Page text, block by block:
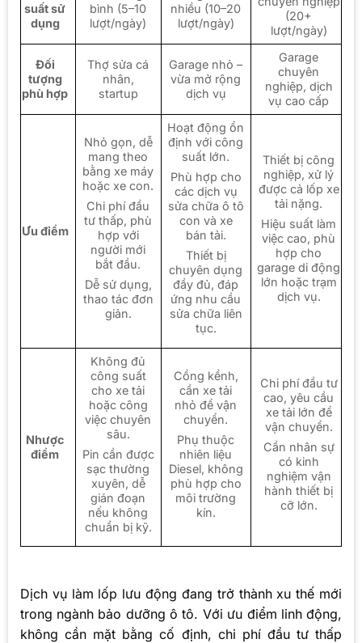
suất sử
dụng
bình (5–10
lượt/ngày)
nhiều (10–20
lượt/ngày)
(20+
lượt/ngày)
Đối
tượng
phù hợp
Thợ sửa cá
nhân,
startup
Garage nhỏ –
vừa mở rộng
dịch vụ
Garage
chuyên
nghiệp, dịch
vụ cao cấp
Ưu điểm
Nhỏ gọn, dễ
mang theo
bằng xe máy
hoặc xe con.
Chi phí đầu
tư thấp, phù
hợp với
người mới
bắt đầu.
Dễ sử dụng,
thao tác đơn
giản.
Hoạt động ổn
định với công
suất lớn.
Phù hợp cho
các dịch vụ
sửa chữa ô tô
con và xe
bán tải.
Thiết bị
chuyên dụng
đầy đủ, đáp
ứng nhu cầu
sửa chữa liên
tục.
Thiết bị công
nghiệp, xử lý
được cả lốp xe
tải nặng.
Hiệu suất làm
việc cao, phù
hợp cho
garage di động
lớn hoặc trạm
dịch vụ.
Nhược
điểm
Không đủ
công suất
cho xe tải
hoặc công
việc chuyên
sâu.
Pin cần được
sạc thường
xuyên, dễ
gián đoạn
nếu không
chuẩn bị kỹ.
Cồng kềnh,
cần xe tải
nhỏ để vận
chuyển.
Phụ thuộc
nhiên liệu
Diesel, không
phù hợp cho
môi trường
kín.
Chi phí đầu tư
cao, yêu cầu
xe tải lớn để
vận chuyển.
Cần nhân sự
có kinh
nghiệm vận
hành thiết bị
cỡ lớn.
Dịch vụ làm lốp lưu động đang trở thành xu thế mới
trong ngành bảo dưỡng ô tô. Với ưu điểm linh động,
không cần mặt bằng cố định, chi phí đầu tư thấp